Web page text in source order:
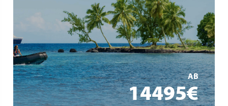
AB
14495€
Inselparadiese im Indischen Ozean
Expeditionserlebnisse mit Zodiacs
Spektakuläre Vulkanlandschaften & exotische Tierwelt
MEHR ERFAHREN